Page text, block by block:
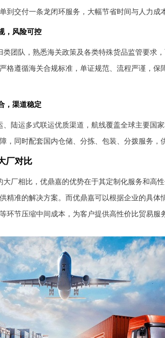
到交付一条龙闭环服务，大幅节省时间与人力成
，风险可控
类团队，熟悉海关政策及各类特殊货品监管要求
格遵循海关合规标准，单证规范、流程严谨，
，渠道稳定
、陆运多式联运优质渠道，航线覆盖全球主要国
，同时配套国内仓储、分拣、包装、分拨服务，
厂对比
大厂相比，优鼎嘉的优势在于其定制化服务和高
精准的解决方案。而优鼎嘉可以根据企业的具
环节压缩中间成本，为客户提供高性价比贸易服